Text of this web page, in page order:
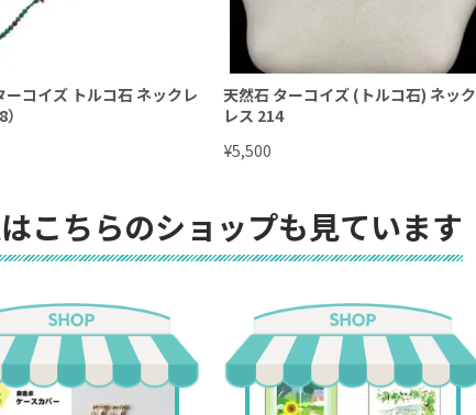
ーコイズ トルコ石 ネックレ
天然石 ターコイズ (トルコ石) ネック
レス 214
¥5,500
こちらのショップも見ています